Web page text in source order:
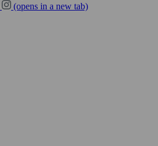
(opens in a new tab)